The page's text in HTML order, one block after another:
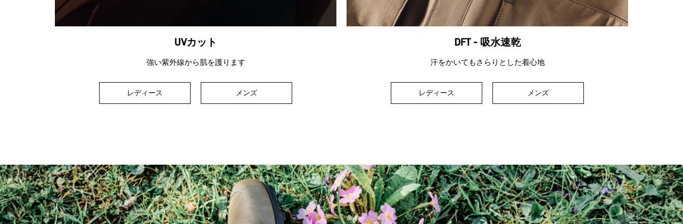
UVカット
強い紫外線から肌を護ります
レディース メンズ
DFT - 吸水速乾
汗をかいてもさらりとした着心地
レディース メンズ